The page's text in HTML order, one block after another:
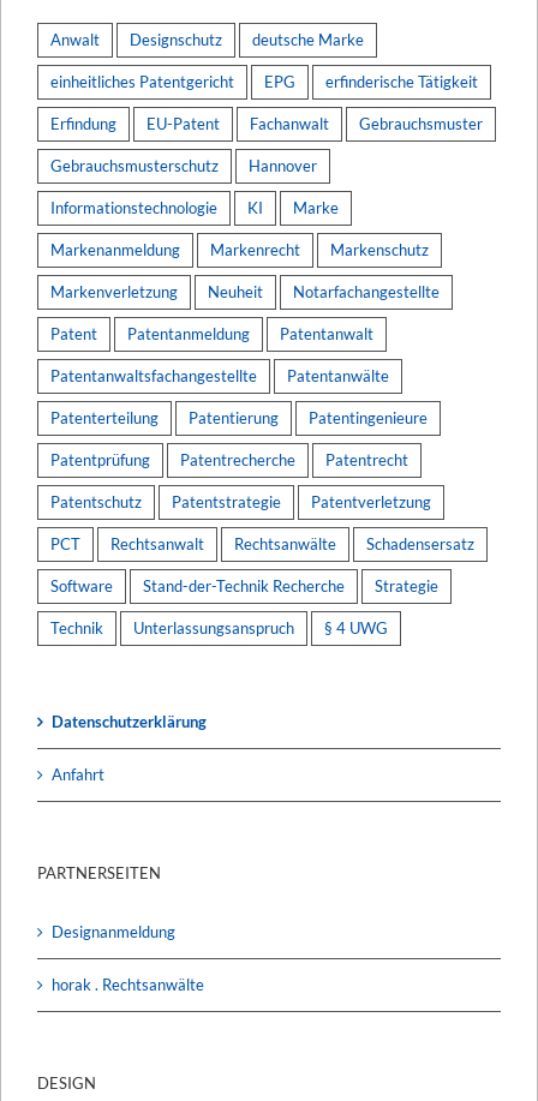
Anwalt Designschutz deutsche Marke
einheitliches Patentgericht EPG erfinderische Tätigkeit
Erfindung EU-Patent Fachanwalt Gebrauchsmuster
Gebrauchsmusterschutz Hannover
Informationstechnologie KI Marke
Markenanmeldung Markenrecht Markenschutz
Markenverletzung Neuheit Notarfachangestellte
Patent Patentanmeldung Patentanwalt
Patentanwaltsfachangestellte Patentanwälte
Patenterteilung Patentierung Patentingenieure
Patentprüfung Patentrecherche Patentrecht
Patentschutz Patentstrategie Patentverletzung
PCT Rechtsanwalt Rechtsanwälte Schadensersatz
Software Stand-der-Technik Recherche Strategie
Technik Unterlassungsanspruch § 4 UWG
Datenschutzerklärung
Anfahrt
PARTNERSEITEN
Designanmeldung
horak . Rechtsanwälte
DESIGN